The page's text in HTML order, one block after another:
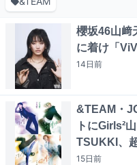
櫻坂46山﨑
に着け「
14日前
&TEAM・
トにGirls²
TSUKKI、
15日前